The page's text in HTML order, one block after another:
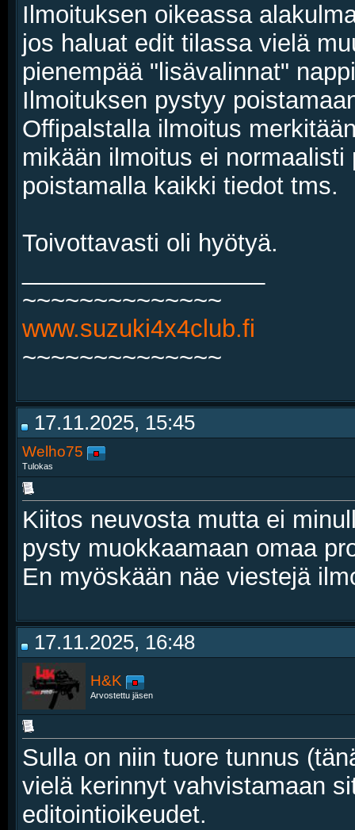
Ilmoituksen oikeassa
jos haluat edit tilassa vielä
pienempää "lisävalinnat"
Ilmoituksen pystyy
Offipalstalla ilmoitus
mikään ilmoitus ei
poistamalla kaikki tiedot tms.
Toivottavasti oli hyötyä.
~~~~~~~~~~~~~~
www.suzuki4x4club.fi
~~~~~~~~~~~~~~
17.11.2025, 15:45
Welho75
Tulokas
Kiitos neuvosta mutta ei
pysty muokkaamaan omaa
En myöskään näe viestejä
17.11.2025, 16:48
H&K
Arvostettu jäsen
Sulla on niin tuore tunnus
vielä kerinnyt vahvistamaan
editointioikeudet.